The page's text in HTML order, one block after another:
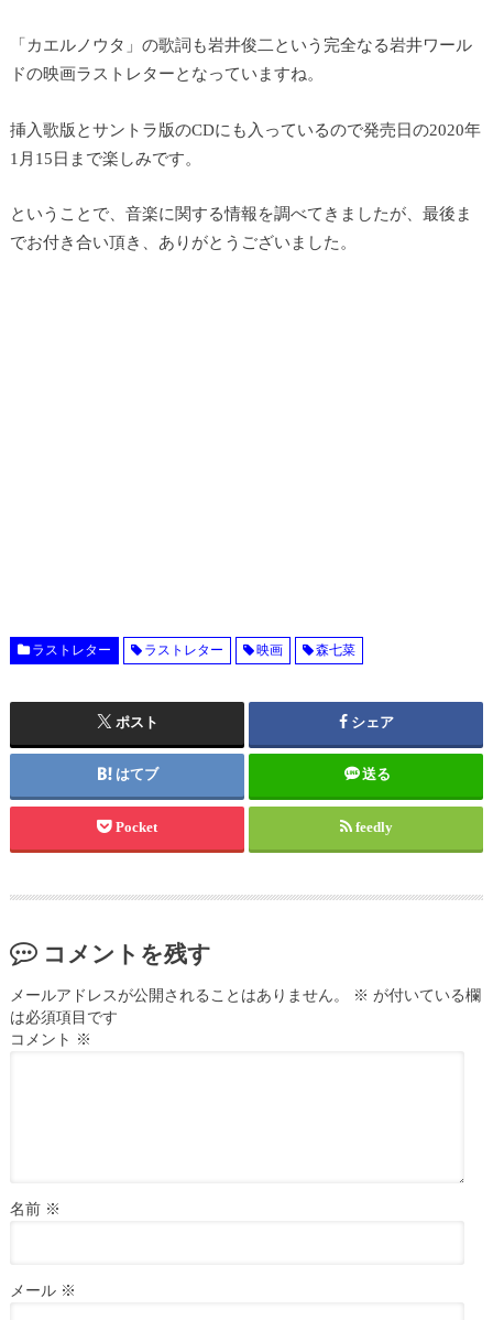
「カエルノウタ」の歌詞も岩井俊二という完全なる岩井ワール
ドの映画ラストレターとなっていますね。
挿入歌版とサントラ版のCDにも入っているので発売日の2020年
1月15日まで楽しみです。
ということで、音楽に関する情報を調べてきましたが、最後ま
でお付き合い頂き、ありがとうございました。
ラストレター ラストレター 映画 森七菜
ポスト シェア
はてブ 送る
Pocket feedly
コメントを残す
メールアドレスが公開されることはありません。 ※ が付いている欄
は必須項目です
コメント ※
名前 ※
メール ※